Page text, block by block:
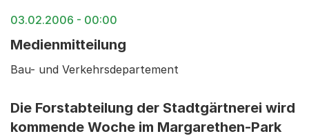
03.02.2006 - 00:00
Medienmitteilung
Bau- und Verkehrsdepartement
Die Forstabteilung der Stadtgärtnerei wird
kommende Woche im Margarethen-Park